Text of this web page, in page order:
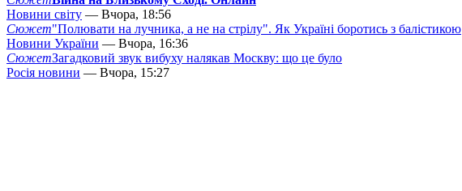
Новини світу — Вчора, 18:56
Сюжет"Полювати на лучника, а не на стрілу". Як Україні боротись з балістикою
Новини України — Вчора, 16:36
СюжетЗагадковий звук вибуху налякав Москву: що це було
Росія новини — Вчора, 15:27